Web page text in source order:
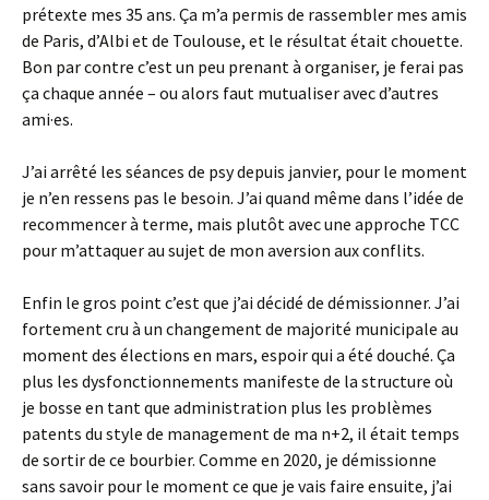
prétexte mes 35 ans. Ça m’a permis de rassembler mes amis
de Paris, d’Albi et de Toulouse, et le résultat était chouette.
Bon par contre c’est un peu prenant à organiser, je ferai pas
ça chaque année – ou alors faut mutualiser avec d’autres
ami·es.
J’ai arrêté les séances de psy depuis janvier, pour le moment
je n’en ressens pas le besoin. J’ai quand même dans l’idée de
recommencer à terme, mais plutôt avec une approche TCC
pour m’attaquer au sujet de mon aversion aux conflits.
Enfin le gros point c’est que j’ai décidé de démissionner. J’ai
fortement cru à un changement de majorité municipale au
moment des élections en mars, espoir qui a été douché. Ça
plus les dysfonctionnements manifeste de la structure où
je bosse en tant que administration plus les problèmes
patents du style de management de ma n+2, il était temps
de sortir de ce bourbier. Comme en 2020, je démissionne
sans savoir pour le moment ce que je vais faire ensuite, j’ai